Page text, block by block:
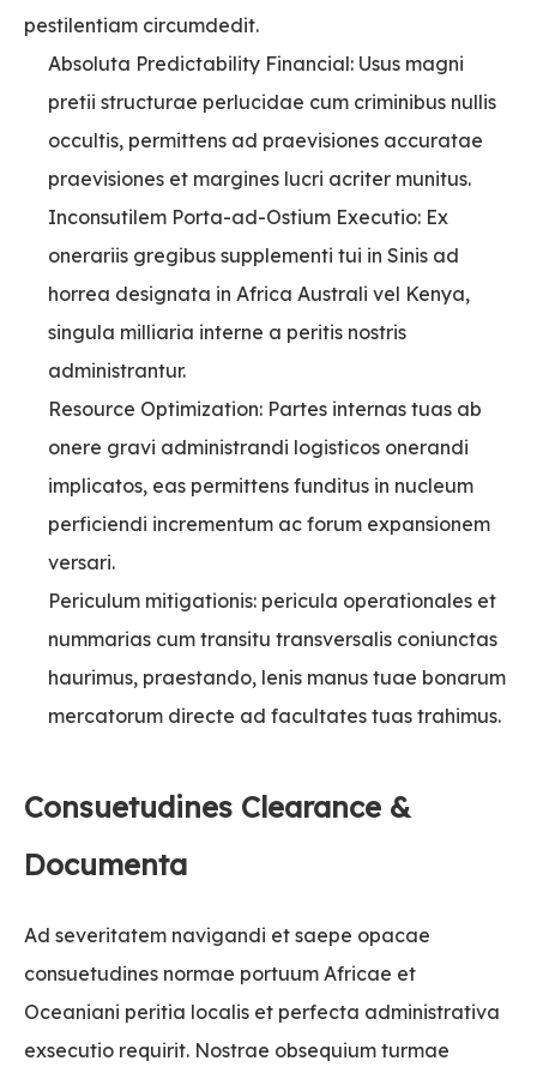
pestilentiam circumdedit.
Absoluta Predictability Financial: Usus magni
pretii structurae perlucidae cum criminibus nullis
occultis, permittens ad praevisiones accuratae
praevisiones et margines lucri acriter munitus.
Inconsutilem Porta-ad-Ostium Executio: Ex
onerariis gregibus supplementi tui in Sinis ad
horrea designata in Africa Australi vel Kenya,
singula milliaria interne a peritis nostris
administrantur.
Resource Optimization: Partes internas tuas ab
onere gravi administrandi logisticos onerandi
implicatos, eas permittens funditus in nucleum
perficiendi incrementum ac forum expansionem
versari.
Periculum mitigationis: pericula operationales et
nummarias cum transitu transversalis coniunctas
haurimus, praestando, lenis manus tuae bonarum
mercatorum directe ad facultates tuas trahimus.
Consuetudines Clearance &
Documenta
Ad severitatem navigandi et saepe opacae
consuetudines normae portuum Africae et
Oceaniani peritia localis et perfecta administrativa
exsecutio requirit. Nostrae obsequium turmae